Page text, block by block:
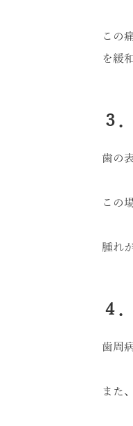
この
を緩
３
歯の
この
腫れ
４
歯周
また